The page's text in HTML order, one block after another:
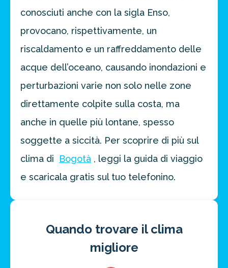
conosciuti anche con la sigla Enso,
provocano, rispettivamente, un
riscaldamento e un raffreddamento delle
acque dell’oceano, causando inondazioni e
perturbazioni varie non solo nelle zone
direttamente colpite sulla costa, ma
anche in quelle più lontane, spesso
soggette a siccità. Per scoprire di più sul
clima di
Bogotà , leggi la guida di viaggio
e scaricala gratis sul tuo telefonino.
Quando trovare il clima
migliore